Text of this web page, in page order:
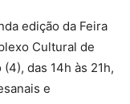
edição da Feira
Cultural de
das 14h às 21h,
e